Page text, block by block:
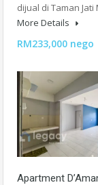
dijual di Taman
More Details
RM233,000 nego
Apartment